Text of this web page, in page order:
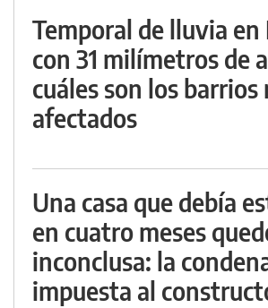
Temporal de lluvia en
con 31 milímetros de
cuáles son los barrios
afectados
Una casa que debía
en cuatro meses
inconclusa: la
impuesta al